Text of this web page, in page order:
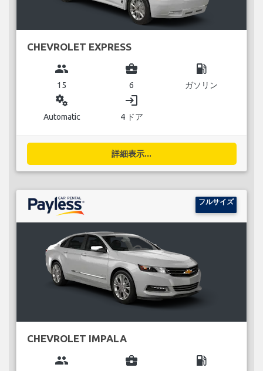
CHEVROLET EXPRESS
group
15
business_center
6
local_gas_station
ガソリン
miscellaneous_services
Automatic
login
4 ドア
詳細表示...
フルサイズ
CHEVROLET IMPALA
group business_center local_gas_station